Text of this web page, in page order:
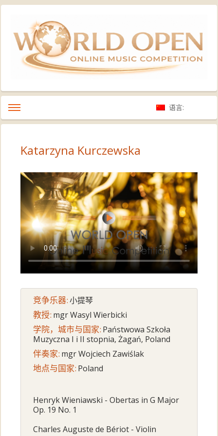
语言:
Katarzyna Kurczewska
竞争乐器:小提琴
教授: mgr Wasyl Wierbicki
学院，城市与国家: Państwowa Szkoła
Muzyczna I i II stopnia, Żagań, Poland
伴奏家: mgr Wojciech Zawiślak
地点与国家: Poland
Henryk Wieniawski - Obertas in G Major
Op. 19 No. 1
Charles Auguste de Bériot - Violin